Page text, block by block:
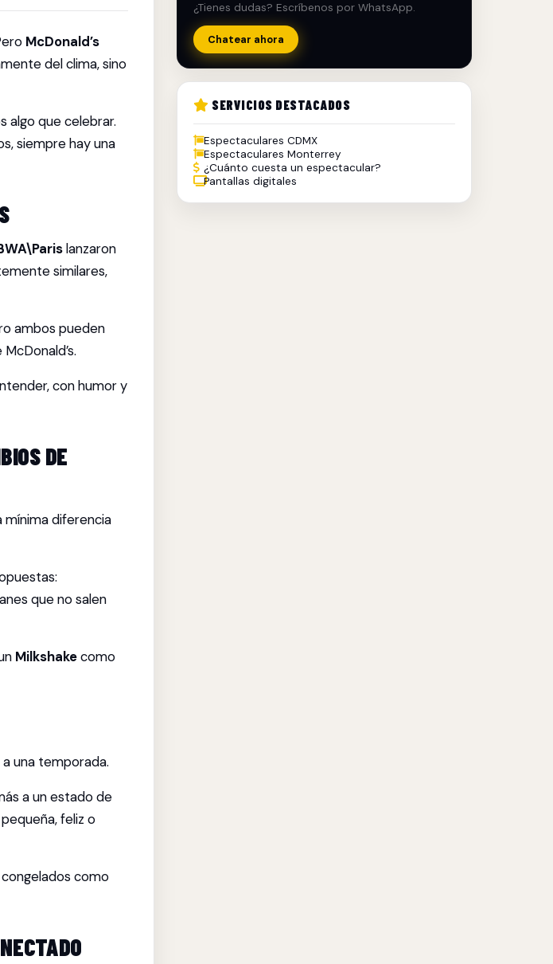
McDonald’s
del clima, sino
algo que celebrar.
siempre hay una
lanzaron
similares,
ambos pueden
con humor y
DE
mínima diferencia
que no salen
Milkshakecomo
una temporada.
a un estado de
feliz o
como
¿Tienes dudas? Escríbenos por WhatsApp.
Chatear ahora
SERVICIOS DESTACADOS
Espectaculares CDMX
Espectaculares Monterrey
¿Cuánto cuesta un espectacular?
Pantallas digitales